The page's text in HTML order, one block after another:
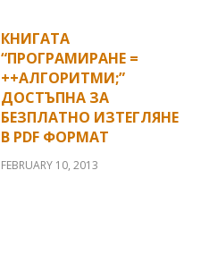
COURSES
PRESENTATIONS
PUBLICATIONS
RSS FEED
КНИГАТА
“ПРОГРАМИРАНЕ =
++АЛГОРИТМИ;”
ДОСТЪПНА ЗА
БЕЗПЛАТНО ИЗТЕГЛЯНЕ
В PDF ФОРМАТ
FEBRUARY 10, 2013